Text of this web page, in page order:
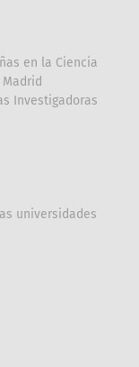
en la Ciencia
Investigadoras
universidades